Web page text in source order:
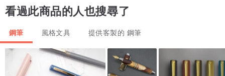
筆尖再升級！*
▌關於Betrue初心隨行設計師原創鋼筆-自信海藍
台灣設計，台灣製造
有鑒於市場上的鋼筆都是專為外國市場設計，我們特別推出專為亞洲
看過此商品的人也搜尋了
鋼筆 風格文具 提供客製的 鋼筆